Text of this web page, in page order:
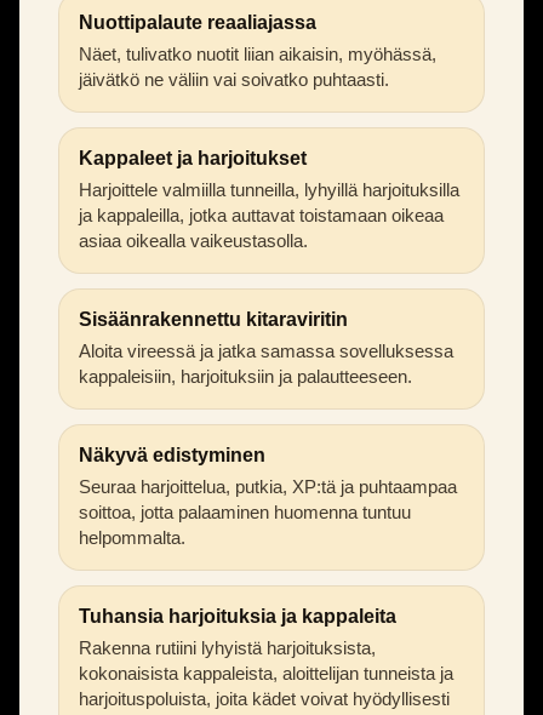
Nuottipalaute reaaliajassa
Näet, tulivatko nuotit liian aikaisin, myöhässä,
jäivätkö ne väliin vai soivatko puhtaasti.
Kappaleet ja harjoitukset
Harjoittele valmiilla tunneilla, lyhyillä harjoituksilla
ja kappaleilla, jotka auttavat toistamaan oikeaa
asiaa oikealla vaikeustasolla.
Sisäänrakennettu kitaraviritin
Aloita vireessä ja jatka samassa sovelluksessa
kappaleisiin, harjoituksiin ja palautteeseen.
Näkyvä edistyminen
Seuraa harjoittelua, putkia, XP:tä ja puhtaampaa
soittoa, jotta palaaminen huomenna tuntuu
helpommalta.
Tuhansia harjoituksia ja kappaleita
Rakenna rutiini lyhyistä harjoituksista,
kokonaisista kappaleista, aloittelijan tunneista ja
harjoituspoluista, joita kädet voivat hyödyllisesti